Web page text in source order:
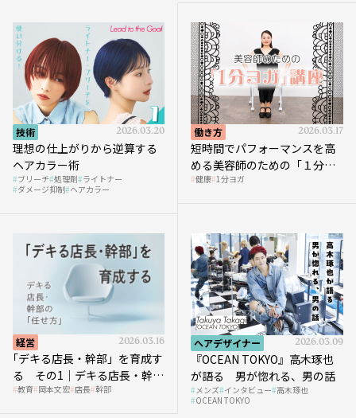
技術 2026.03.20
理想の仕上がりから逆算する
ヘアカラー術
ブリーチ 処理剤 ライトナー
ダメージ抑制 ヘアカラー
働き方 2026.03.17
短時間でパフォーマンスを高
める美容師のための「１分ヨ
ガ」講座｜実践編
健康 1分ヨガ
経営 2026.03.16
｢デキる店長・幹部」を育成す
る その1｜デキる店長・幹部
の「任せ方」
教育 岡本文宏 店長 幹部
ヘアデザイナー 2026.03.09
『OCEAN TOKYO』高木琢也
が語る 男が惚れる、男の話
メンズ インタビュー 高木琢也
OCEAN TOKYO